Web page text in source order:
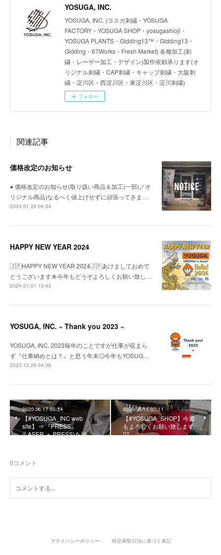
YOSUGA, INC.
YOSUGA, INC. (ヨスガ刺繍・YOSUGA
FACTORY・YOSUGA SHOP・yosugashioji・
YOSUGA PLANTS・Gidding13™・Gidding13・
Gidding・67Works・Fresh Market) 各種加工(刺
繍・レーザー加工・デザイン)製作依頼承ります(オ
リジナル刺繍・CAP刺繍・キャップ刺繍・大阪刺
繍・淀川区・西淀川区・東淀川区・淀川刺繍)
フォロー
関連記事
価格改定のお知らせ
● 価格改定のお知らせ(取り扱い商品＆加工(一部)／オ
リジナル商品)なるべく値上げせずに頑張ってきま…
2024.01.20 06:34
HAPPY NEW YEAR 2024
🇯🇵HAPPY NEW YEAR 2024🇯🇵あけましておめで
とうございます🎍今年もどうぞよろしくお願い致し…
2024.01.01 10:42
YOSUGA, INC. ~ Thank you 2023 ~
YOSUGA, INC. 2023毎年のことですが仕事が収まら
ず『仕事納めとは？』と思う年末🙄今年もYOSUG…
2023.12.29 04:38
2020.06.17 05:54
【#YOSUGA_INC web
site】 ☞『PRESS』
(LASER ＋ PRESS)を追…
2020.06.15 07:11
【#YOSUGA_SHOP】今週
もよろしくお願い致します
🙇‍♂️
0コメント
プライバシーポリシー 特定商取引法に基づく表記